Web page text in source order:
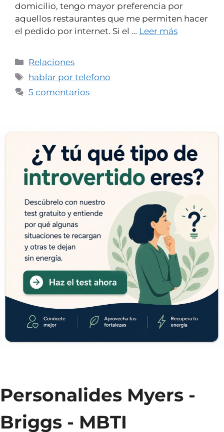
domicilio, tengo mayor preferencia por
aquellos restaurantes que me permiten hacer
el pedido por internet. Si el … Leer más
Relaciones
hablar por telefono
5 comentarios
Personalides Myers -
Briggs - MBTI